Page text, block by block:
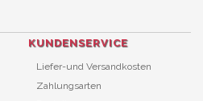
KUNDENSERVICE
Liefer-und Versandkosten
Zahlungsarten